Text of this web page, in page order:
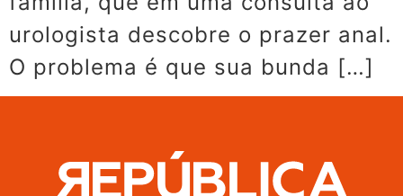
urologista descobre o prazer anal.
O problema é que sua bunda […]